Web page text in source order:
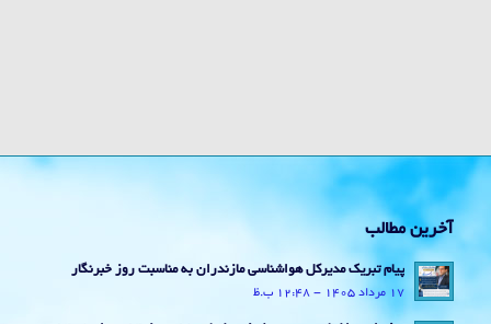
آخرین مطالب
پیام تبریک مدیرکل هواشناسی مازندران به مناسبت روز خبرنگار
17 مرداد 1405 - 12:48 ب.ظ